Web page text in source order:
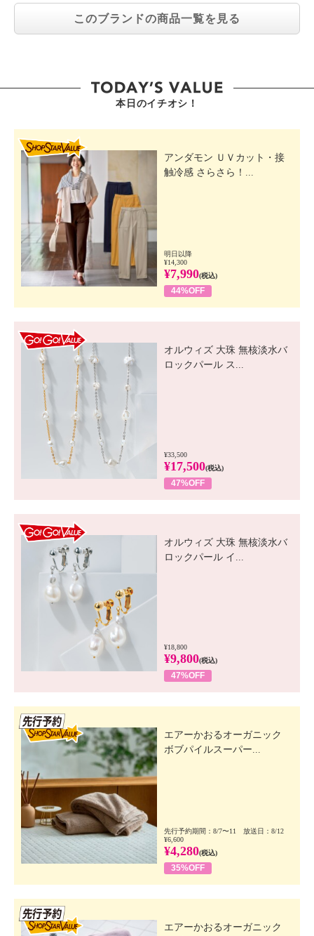
このブランドの商品一覧を見る
本日のイチオシ！
アンダモン ＵＶカット・接
触冷感 さらさら！...
明日以降
¥14,300
¥7,990(税込)
44%OFF
オルウィズ 大珠 無核淡水バ
ロックパール ス...
¥33,500
¥17,500(税込)
47%OFF
オルウィズ 大珠 無核淡水バ
ロックパール イ...
¥18,800
¥9,800(税込)
47%OFF
エアーかおるオーガニック
ボブパイルスーパー...
先行予約期間：8/7〜11 放送日：8/12
¥6,600
¥4,280(税込)
35%OFF
エアーかおるオーガニック